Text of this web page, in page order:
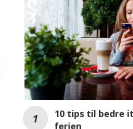
10 tips til bedre
ferien
Hackere kortlagde
industrianlæg i 70
ZTE lancerer K2 Pro